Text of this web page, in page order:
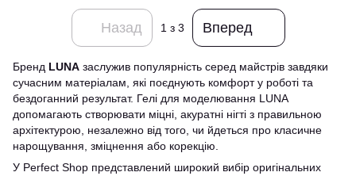
Назад 1 з 3 Вперед
Бренд LUNA заслужив популярність серед майстрів завдяки
сучасним матеріалам, які поєднують комфорт у роботі та
бездоганний результат. Гелі для моделювання LUNA
допомагають створювати міцні, акуратні нігті з правильною
архітектурою, незалежно від того, чи йдеться про класичне
нарощування, зміцнення або корекцію.
У Perfect Shop представлений широкий вибір оригінальних